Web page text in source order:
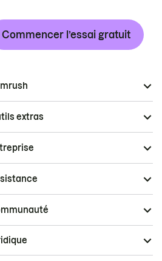
Commencer l’essai gratuit
extras